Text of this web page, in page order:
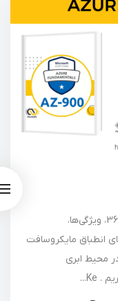
مفاهیم فضای ابری، خدمات مایکروسافت 365، ویژگی‌ها،
انطباق مایکروسافت
محیط ابری